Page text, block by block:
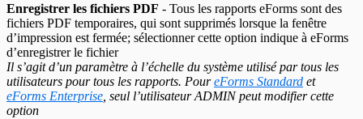
Enregistrer les fichiers PDF - Tous les rapports eForms sont des
fichiers PDF temporaires, qui sont supprimés lorsque la fenêtre
d’impression est fermée; sélectionner cette option indique à eForms
d’enregistrer le fichier
Il s’agit d’un paramètre à l’échelle du système utilisé par tous les
utilisateurs pour tous les rapports. PoureForms Standard et
eForms Enterprise , seul l’utilisateur ADMIN peut modifier cette
option